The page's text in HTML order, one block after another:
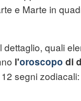
e Marte in
dettaglio, quali
l'oroscopo di
segni